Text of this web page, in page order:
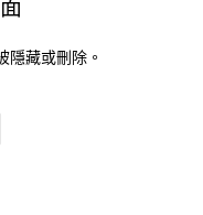
隱藏或刪除。